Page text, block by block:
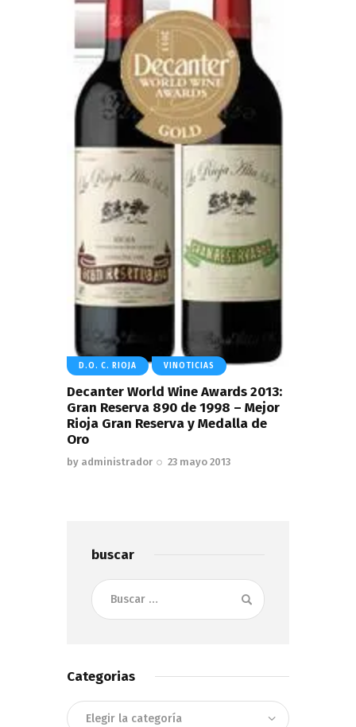
D.O. C. RIOJA VINOTICIAS
Decanter World Wine Awards 2013:
Gran Reserva 890 de 1998 – Mejor
Rioja Gran Reserva y Medalla de
Oro
by administrador 23 mayo 2013
buscar
Buscar:
Categorias
Categorias